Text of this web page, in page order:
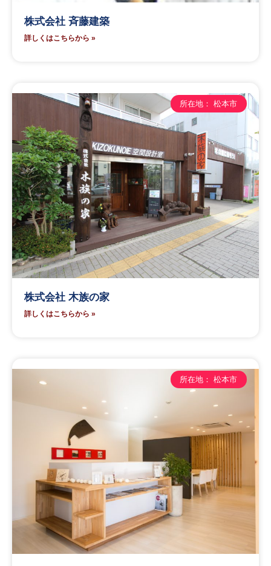
株式会社 斉藤建築
詳しくはこちらから »
所在地： 松本市
株式会社 木族の家
詳しくはこちらから »
所在地： 松本市